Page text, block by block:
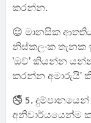
කරන්න.
😌 මානසික ආතතිය
නිස්කලංක තැනක
'ඔව්' කියන්න යන්න
කරන්න අමාරුයි'
🚭 5.
අනිවාර්යයෙන්ම